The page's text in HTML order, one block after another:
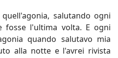
salutando ogni
fosse l'ultima volta. E ogni
quando salutavo mia
alla notte e l'avrei rivista